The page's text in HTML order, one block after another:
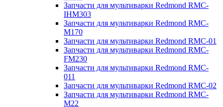
Запчасти для мультиварки Redmond RMC-
IHM303
Запчасти для мультиварки Redmond RMC-
M170
Запчасти для мультиварки Redmond RMC-01
Запчасти для мультиварки Redmond RMC-
FM230
Запчасти для мультиварки Redmond RMC-
011
Запчасти для мультиварки Redmond RMC-02
Запчасти для мультиварки Redmond RMC-
M22